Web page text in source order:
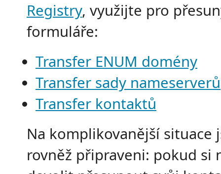
Registry, využijte pro
formuláře:
Transfer ENUM domény
Transfer sady nameserverů
Transfer kontaktů
Na komplikovanější situace
rovněž připraveni: pokud si